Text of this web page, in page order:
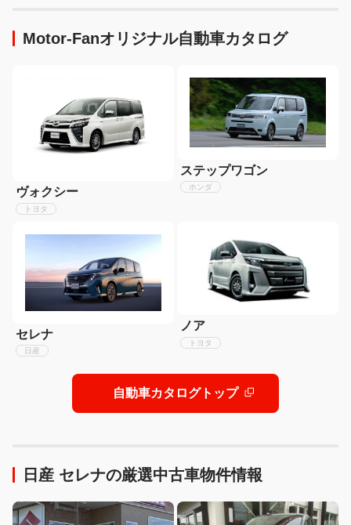
Motor-Fanオリジナル自動車カタログ
ヴォクシー
トヨタ
ステップワゴン
ホンダ
セレナ
日産
ノア
トヨタ
自動車カタログトップ
日産 セレナの厳選中古車物件情報